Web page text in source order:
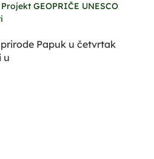
Projekt GEOPRIČE UNESCO
Papuk u četvrtak
u